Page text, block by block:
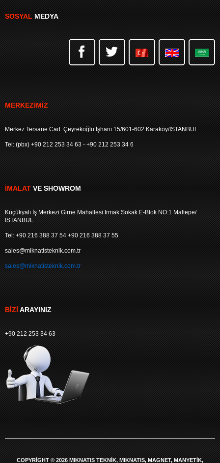
SOSYALMEDYA
MERKEZIMIZ
Merkez:Tersane Cad. Çeyrekoğlu İşhanı 15/601-602 Karaköy/İSTANBUL
Tel: (pbx) +90 212 253 34 63 - +90 212 253 34 6
İMALATVE SHOWROM
Küçükyalı İş Merkezi Girne Mahallesi Irmak Sokak E-Blok NO:1 Maltepe/
İSTANBUL
Tel: +90 216 388 37 54 +90 216 388 37 55
sales@miknatisteknik.com.tr
sales@miknatisteknik.com.tr
BIZIARAYINIZ
+90 212 253 34 63
COPYRIGHT © 2026 MIKNATIS TEKNIK, MIKNATIS, MAGNET, MANYETIK,